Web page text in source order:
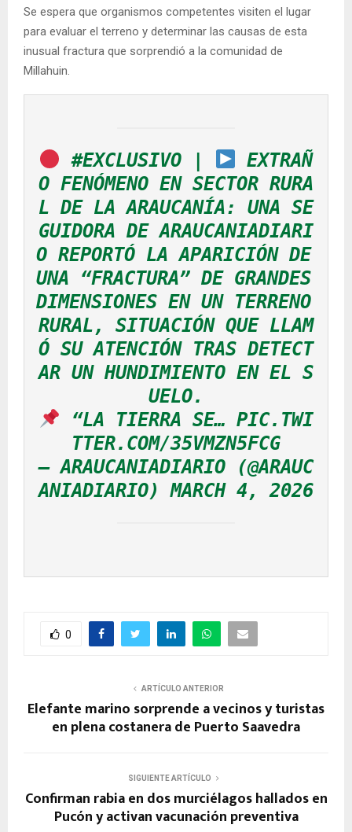
Se espera que organismos competentes visiten el lugar
para evaluar el terreno y determinar las causas de esta
inusual fractura que sorprendió a la comunidad de
Millahuin.
#EXCLUSIVO |
EXTRAÑ
O FENÓMENO EN SECTOR RURA
L DE LA ARAUCANÍA: UNA SE
GUIDORA DE ARAUCANIADIARI
O REPORTÓ LA APARICIÓN DE
UNA “FRACTURA” DE GRANDES
DIMENSIONES EN UN TERRENO
RURAL, SITUACIÓN QUE LLAM
Ó SU ATENCIÓN TRAS DETECT
AR UN HUNDIMIENTO EN EL S
UELO.
“LA TIERRA SE… PIC.TWI
TTER.COM/35VMZN5FCG
— ARAUCANIADIARIO (@ARAUC
ANIADIARIO) MARCH 4, 2026
0
ARTÍCULO ANTERIOR
Elefante marino sorprende a vecinos y turistas
en plena costanera de Puerto Saavedra
SIGUIENTE ARTÍCULO
Confirman rabia en dos murciélagos hallados en
Pucón y activan vacunación preventiva